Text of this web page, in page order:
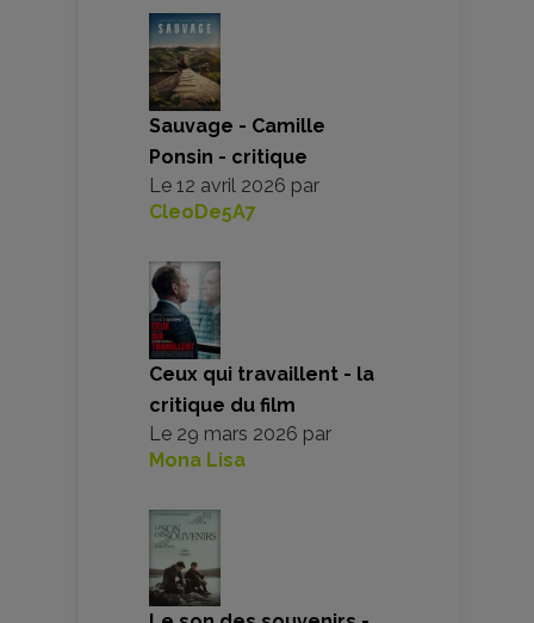
Sauvage - Camille
Ponsin - critique
Le 12 avril 2026 par
CleoDe5A7
Ceux qui travaillent - la
critique du film
Le 29 mars 2026 par
Mona Lisa